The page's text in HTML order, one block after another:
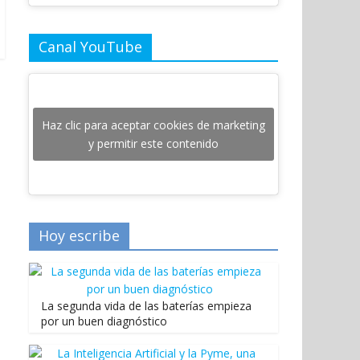
Canal YouTube
Haz clic para aceptar cookies de marketing
y permitir este contenido
Hoy escribe
La segunda vida de las baterías empieza
por un buen diagnóstico